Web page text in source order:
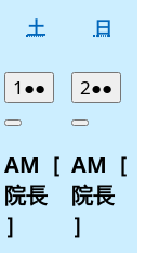
土土
日
日
日
1 2026
年
月
1
日
●●
件
イ
ベ
Close
AM［
院長
］
22026
年
月
2
日
●●
件
イ
ベ
Close
AM［
院長
］